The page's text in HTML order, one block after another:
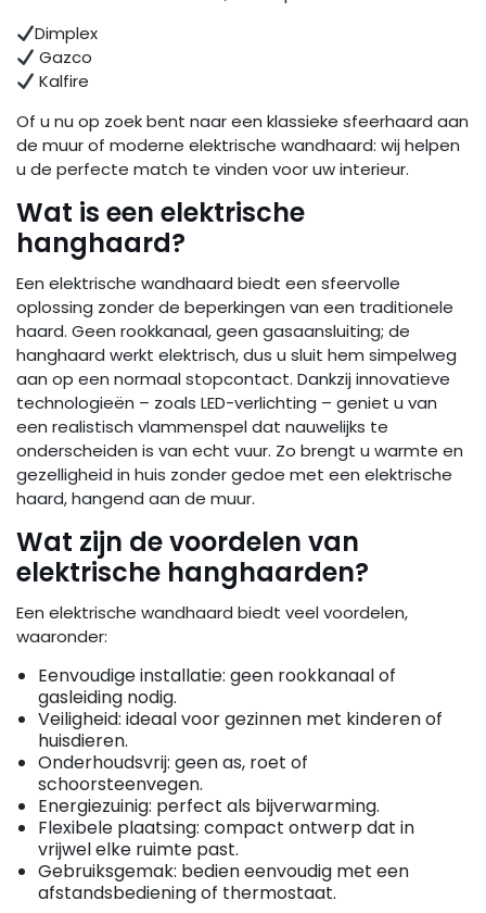
Dimplex
Gazco
Kalfire
Of u nu op zoek bent naar een klassieke sfeerhaard aan
de muur of moderne elektrische wandhaard: wij helpen
u de perfecte match te vinden voor uw interieur.
Wat is een elektrische
hanghaard?
Een elektrische wandhaard biedt een sfeervolle
oplossing zonder de beperkingen van een traditionele
haard. Geen rookkanaal, geen gasaansluiting; de
hanghaard werkt elektrisch, dus u sluit hem simpelweg
aan op een normaal stopcontact. Dankzij innovatieve
technologieën – zoals LED-verlichting – geniet u van
een realistisch vlammenspel dat nauwelijks te
onderscheiden is van echt vuur. Zo brengt u warmte en
gezelligheid in huis zonder gedoe met een elektrische
haard, hangend aan de muur.
Wat zijn de voordelen van
elektrische hanghaarden?
Een elektrische wandhaard biedt veel voordelen,
waaronder:
Eenvoudige installatie: geen rookkanaal of
gasleiding nodig.
Veiligheid: ideaal voor gezinnen met kinderen of
huisdieren.
Onderhoudsvrij: geen as, roet of
schoorsteenvegen.
Energiezuinig: perfect als bijverwarming.
Flexibele plaatsing: compact ontwerp dat in
vrijwel elke ruimte past.
Gebruiksgemak: bedien eenvoudig met een
afstandsbediening of thermostaat.